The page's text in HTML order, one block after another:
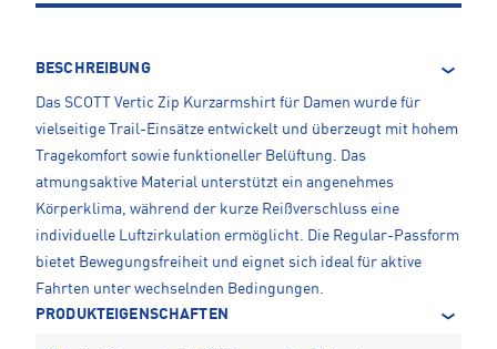
BESCHREIBUNG
Das SCOTT Vertic Zip Kurzarmshirt für Damen wurde für
vielseitige Trail-Einsätze entwickelt und überzeugt mit hohem
Tragekomfort sowie funktioneller Belüftung. Das
atmungsaktive Material unterstützt ein angenehmes
Körperklima, während der kurze Reißverschluss eine
individuelle Luftzirkulation ermöglicht. Die Regular-Passform
bietet Bewegungsfreiheit und eignet sich ideal für aktive
Fahrten unter wechselnden Bedingungen.
PRODUKTEIGENSCHAFTEN